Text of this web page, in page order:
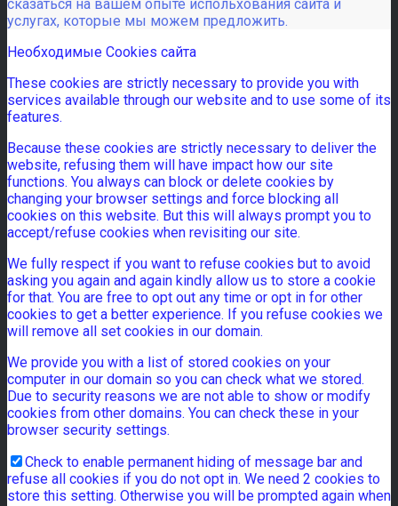
сказаться на вашем опыте испольхования сайта и
услугах, которые мы можем предложить.
Необходимые Cookies сайта
These cookies are strictly necessary to provide you with
services available through our website and to use some of its
features.
Because these cookies are strictly necessary to deliver the
website, refusing them will have impact how our site
functions. You always can block or delete cookies by
changing your browser settings and force blocking all
cookies on this website. But this will always prompt you to
accept/refuse cookies when revisiting our site.
We fully respect if you want to refuse cookies but to avoid
asking you again and again kindly allow us to store a cookie
for that. You are free to opt out any time or opt in for other
cookies to get a better experience. If you refuse cookies we
will remove all set cookies in our domain.
We provide you with a list of stored cookies on your
computer in our domain so you can check what we stored.
Due to security reasons we are not able to show or modify
cookies from other domains. You can check these in your
browser security settings.
Check to enable permanent hiding of message bar and
refuse all cookies if you do not opt in. We need 2 cookies to
store this setting. Otherwise you will be prompted again when